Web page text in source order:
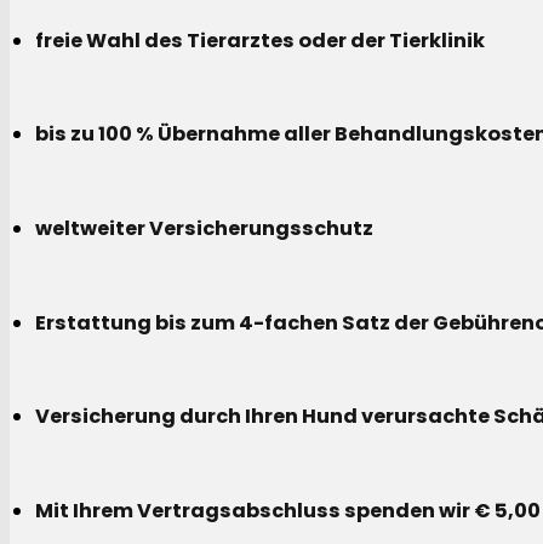
freie Wahl des Tierarztes oder der Tierklinik
bis zu 100 % Übernahme aller
weltweiter Versicherungsschutz
Erstattung bis zum 4-fachen Satz der
Versicherung durch Ihren Hund verursachte
Mit Ihrem Vertragsabschluss spenden wir €